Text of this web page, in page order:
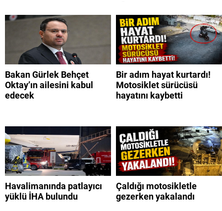
Bakan Gürlek Behçet
Oktay’ın ailesini kabul
edecek
Bir adım hayat kurtardı!
Motosiklet sürücüsü
hayatını kaybetti
Havalimanında patlayıcı
yüklü İHA bulundu
Çaldığı motosikletle
gezerken yakalandı